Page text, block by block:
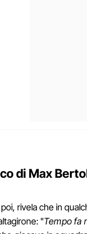
di Max
rivela che in
"Tempo fa